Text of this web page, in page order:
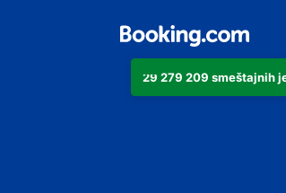
29 279 209 smeštajnih